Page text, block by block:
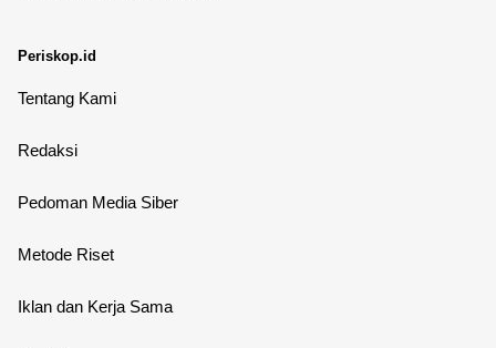
Periskop.id
Tentang Kami
Redaksi
Pedoman Media Siber
Metode Riset
Iklan dan Kerja Sama